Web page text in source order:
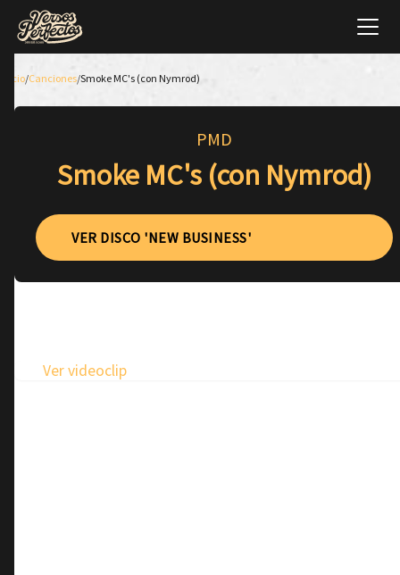
Inicio/Canciones/Smoke MC's (con Nymrod)
PMD
Smoke MC's (con Nymrod)
VER DISCO 'NEW BUSINESS'
Ver videoclip